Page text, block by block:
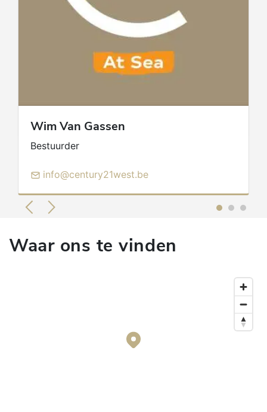
WimVan Gassen
Bestuurder
info@century21west.be
Waar ons te vinden